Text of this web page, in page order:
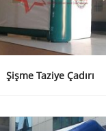
Şişme Taziye Çadırı